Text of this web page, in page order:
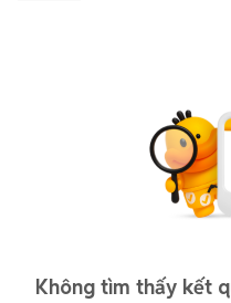
Không tìm thấy kết